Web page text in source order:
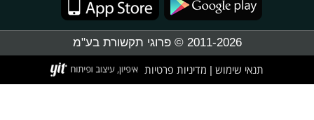
2011-2026 © פרוגי תקשורת בע"מ
תנאי שימוש מדיניות פרטיות